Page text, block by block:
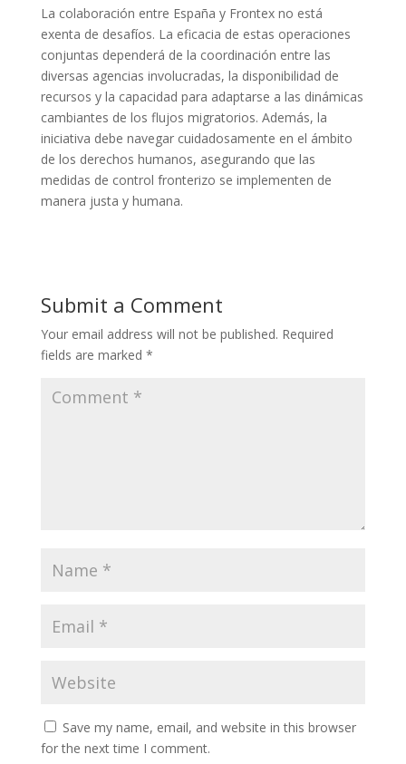
La colaboración entre España y Frontex no está
exenta de desafíos. La eficacia de estas operaciones
conjuntas dependerá de la coordinación entre las
diversas agencias involucradas, la disponibilidad de
recursos y la capacidad para adaptarse a las dinámicas
cambiantes de los flujos migratorios. Además, la
iniciativa debe navegar cuidadosamente en el ámbito
de los derechos humanos, asegurando que las
medidas de control fronterizo se implementen de
manera justa y humana.
Submit a Comment
Your email address will not be published. Required
fields are marked *
Save my name, email, and website in this browser
for the next time I comment.